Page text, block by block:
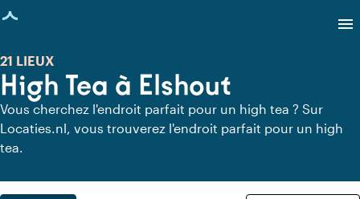
chargée
menu
High Tea à Elshout
21 LIEUX
Vous cherchez l'endroit parfait pour un high tea ? Sur
Locaties.nl, vous trouverez l'endroit parfait pour un high
tea.